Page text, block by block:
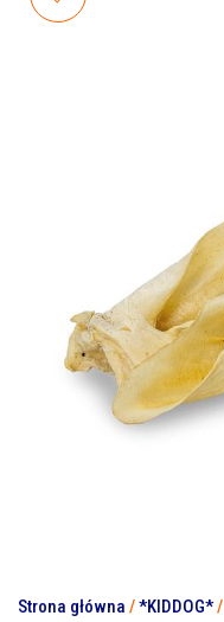
Strona główna /*KIDDOG*/